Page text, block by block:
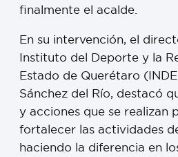
finalmente el acalde.
En su intervención, el
Instituto del Deporte y la
Estado de Querétaro
Sánchez del Río, destacó
y acciones que se realizan
fortalecer las actividades
haciendo la diferencia en